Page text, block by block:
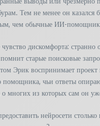
Тем не менее он казался
чем обычные ИИ-
чувство дискомфорта: странно
старые поисковые
Эрик воспринимает
помощника, чьи ответы
многих из которых сам он
нейросети столько